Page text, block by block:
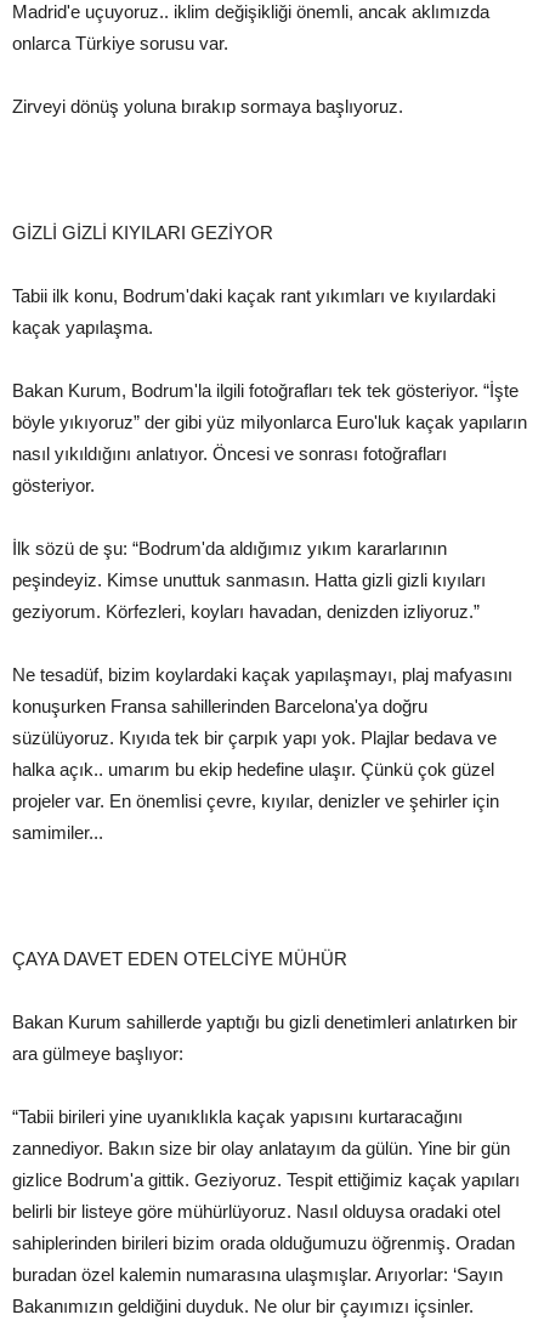
Madrid'e uçuyoruz.. iklim değişikliği önemli, ancak aklımızda
onlarca Türkiye sorusu var.
Zirveyi dönüş yoluna bırakıp sormaya başlıyoruz.
GİZLİ GİZLİ KIYILARI GEZİYOR
Tabii ilk konu, Bodrum'daki kaçak rant yıkımları ve kıyılardaki
kaçak yapılaşma.
Bakan Kurum, Bodrum'la ilgili fotoğrafları tek tek gösteriyor. “İşte
böyle yıkıyoruz” der gibi yüz milyonlarca Euro'luk kaçak yapıların
nasıl yıkıldığını anlatıyor. Öncesi ve sonrası fotoğrafları
gösteriyor.
İlk sözü de şu: “Bodrum'da aldığımız yıkım kararlarının
peşindeyiz. Kimse unuttuk sanmasın. Hatta gizli gizli kıyıları
geziyorum. Körfezleri, koyları havadan, denizden izliyoruz.”
Ne tesadüf, bizim koylardaki kaçak yapılaşmayı, plaj mafyasını
konuşurken Fransa sahillerinden Barcelona'ya doğru
süzülüyoruz. Kıyıda tek bir çarpık yapı yok. Plajlar bedava ve
halka açık.. umarım bu ekip hedefine ulaşır. Çünkü çok güzel
projeler var. En önemlisi çevre, kıyılar, denizler ve şehirler için
samimiler...
ÇAYA DAVET EDEN OTELCİYE MÜHÜR
Bakan Kurum sahillerde yaptığı bu gizli denetimleri anlatırken bir
ara gülmeye başlıyor:
“Tabii birileri yine uyanıklıkla kaçak yapısını kurtaracağını
zannediyor. Bakın size bir olay anlatayım da gülün. Yine bir gün
gizlice Bodrum'a gittik. Geziyoruz. Tespit ettiğimiz kaçak yapıları
belirli bir listeye göre mühürlüyoruz. Nasıl olduysa oradaki otel
sahiplerinden birileri bizim orada olduğumuzu öğrenmiş. Oradan
buradan özel kalemin numarasına ulaşmışlar. Arıyorlar: ‘Sayın
Bakanımızın geldiğini duyduk. Ne olur bir çayımızı içsinler.